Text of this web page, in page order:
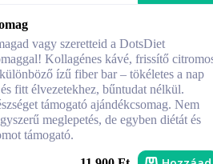
vagy szeretteid a DotsDiet
Kollagénes kávé, frissítő
ízű fiber bar – tökéletes a nap
fitt élvezetekhez, bűntudat nélkül.
támogató ajándékcsomag. Nem
meglepetés, de egyben diétát és
támogató.